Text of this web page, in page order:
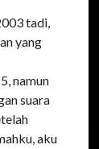
tadi,
yang
namun
suara
aku